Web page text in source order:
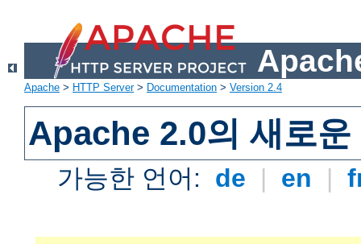
Apache > HTTP Server> Documentation > Version 2.4
Apache 2.0의 새로운
가능한 언어: de | en |